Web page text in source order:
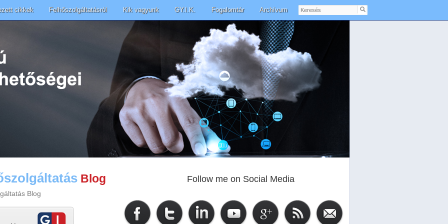
cikkek Felhőszolgáltatásról Kik vagyunk GY.I.K. Fogalomtár Archívum
Keresés
Blog
Blog
Follow me on Social Media